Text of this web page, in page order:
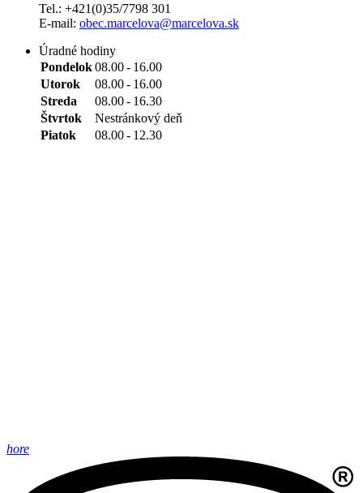
Tel.: +421(0)35/7798 301
E-mail: obec.marcelova@marcelova.sk
Úradné hodiny
Pondelok08.00- 16.00
Utorok
08.00- 16.00
Streda
08.00- 16.30
Štvrtok
Nestránkový deň
Piatok
08.00- 12.30
hore